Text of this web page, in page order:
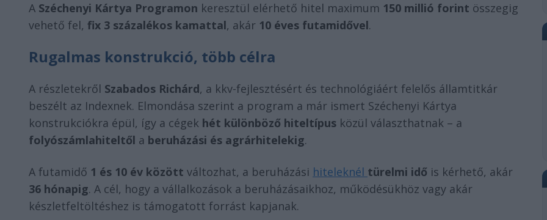
A Széchenyi Kártya Programon keresztül elérhető hitel maximum 150 millió forint összegig
vehető fel, fix 3 százalékos kamattal, akár 10 éves futamidővel.
Rugalmas konstrukció, több célra
A részletekről Szabados Richárd, a kkv-fejlesztésért és technológiáért felelős államtitkár
beszélt az Indexnek. Elmondása szerint a program a már ismert Széchenyi Kártya
konstrukciókra épül, így a cégek hét különböző hiteltípus közül választhatnak – a
folyószámlahiteltől a beruházási és agrárhitelekig.
A futamidő 1 és 10 év között változhat, a beruházási hiteleknél türelmi idő is kérhető, akár
36 hónapig. A cél, hogy a vállalkozások a beruházásaikhoz, működésükhöz vagy akár
készletfeltöltéshez is támogatott forrást kapjanak.